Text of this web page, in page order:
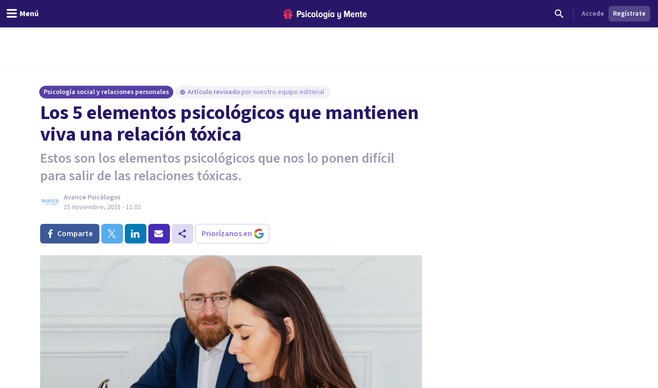
Menú Accede Regístrate
Psicología social y relaciones personales Artículo revisado por nuestro equipo editorial
Los 5 elementos psicológicos que mantienen
viva una relación tóxica
Estos son los elementos psicológicos que nos lo ponen difícil
para salir de las relaciones tóxicas.
Avance Psicólogos
15 noviembre, 2021 - 11:02
Comparte Priorízanos en